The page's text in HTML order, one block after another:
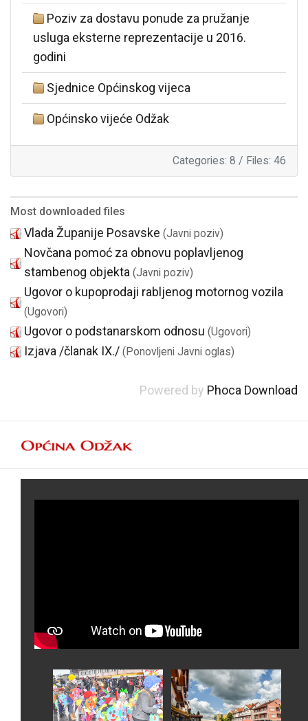
Poziv za dostavu ponude za pružanje
usluga eksterne reprezentacije u 2016.
godini
Sjednice Općinskog vijeca
Općinsko vijeće Odžak
Categories: 8 / Files: 46
Most downloaded files
Vlada Županije Posavske (Javni poziv)
Novčana pomoć za obnovu poplavljenog
stambenog objekta (Javni poziv)
Ugovor o kupoprodaji rabljenog motornog vozila
(Ugovori)
Ugovor o podstanarskom odnosu (Ugovori)
Izjava /članak IX./ (Ponovljeni Javni oglas)
Powered by Phoca Download